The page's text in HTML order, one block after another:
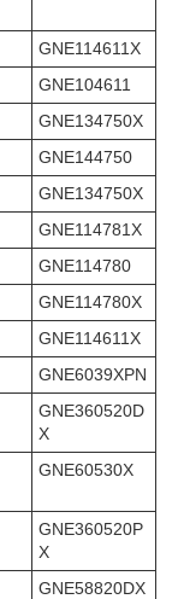
GNE114611X
GNE104611
GNE134750X
GNE144750
GNE134750X
GNE114781X
GNE114780
GNE114780X
GNE114611X
GNE6039XPN
GNE360520D
X
GNE60530X
GNE360520P
X
GNE58820DX